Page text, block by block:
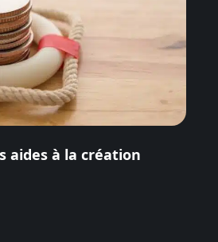
aides à la création